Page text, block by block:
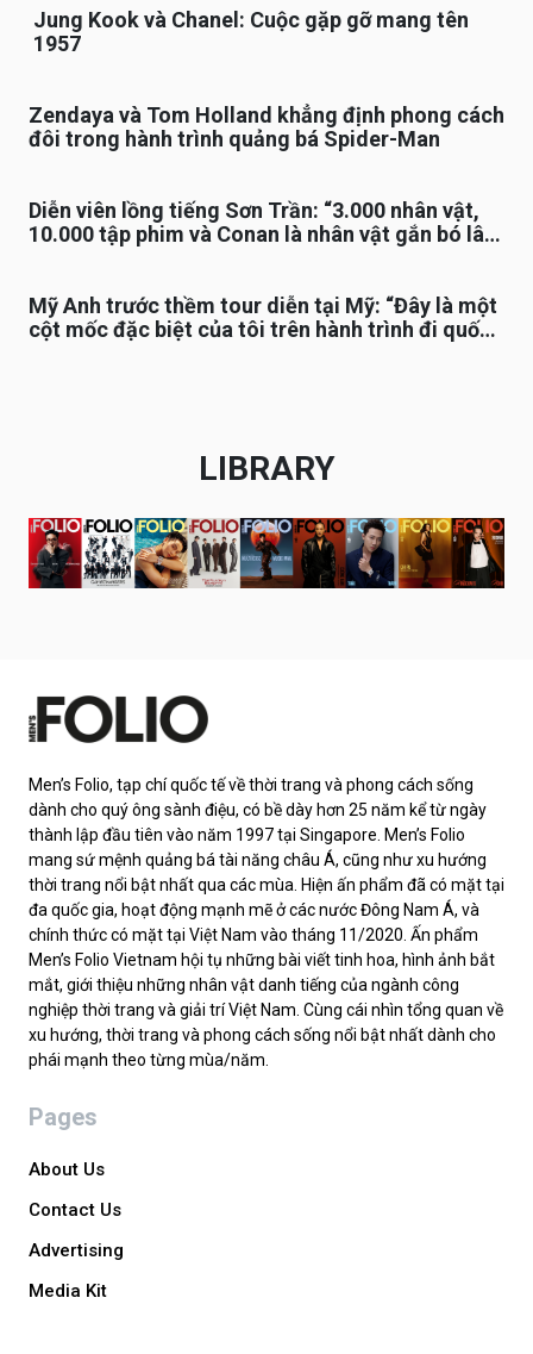
Jung Kook và Chanel: Cuộc gặp gỡ mang tên
1957
Zendaya và Tom Holland khẳng định phong cách
đôi trong hành trình quảng bá Spider-Man
Diễn viên lồng tiếng Sơn Trần: “3.000 nhân vật,
10.000 tập phim và Conan là nhân vật gắn bó lâu
Mỹ Anh trước thềm tour diễn tại Mỹ: “Đây là một
cột mốc đặc biệt của tôi trên hành trình đi quốc
LIBRARY
Men’s Folio, tạp chí quốc tế về thời trang và phong cách sống
dành cho quý ông sành điệu, có bề dày hơn 25 năm kể từ ngày
thành lập đầu tiên vào năm 1997 tại Singapore. Men’s Folio
mang sứ mệnh quảng bá tài năng châu Á, cũng như xu hướng
thời trang nổi bật nhất qua các mùa. Hiện ấn phẩm đã có mặt tại
đa quốc gia, hoạt động mạnh mẽ ở các nước Đông Nam Á, và
chính thức có mặt tại Việt Nam vào tháng 11/2020. Ấn phẩm
Men’s Folio Vietnam hội tụ những bài viết tinh hoa, hình ảnh bắt
mắt, giới thiệu những nhân vật danh tiếng của ngành công
nghiệp thời trang và giải trí Việt Nam. Cùng cái nhìn tổng quan về
xu hướng, thời trang và phong cách sống nổi bật nhất dành cho
phái mạnh theo từng mùa/năm.
Pages
About Us
Contact Us
Advertising
Media Kit